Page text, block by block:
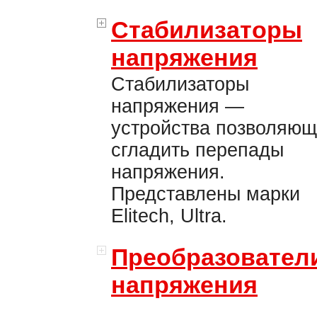
Стабилизаторы
напряжения
Стабилизаторы
напряжения —
устройства
сгладить перепады
напряжения.
Представлены марки
Elitech, Ultra.
напряжения